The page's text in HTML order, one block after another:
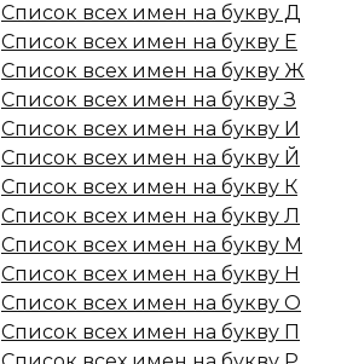
Список всех имен на букву Д
Список всех имен на букву Е
Список всех имен на букву Ж
Список всех имен на букву З
Список всех имен на букву И
Список всех имен на букву Й
Список всех имен на букву К
Список всех имен на букву Л
Список всех имен на букву М
Список всех имен на букву Н
Список всех имен на букву О
Список всех имен на букву П